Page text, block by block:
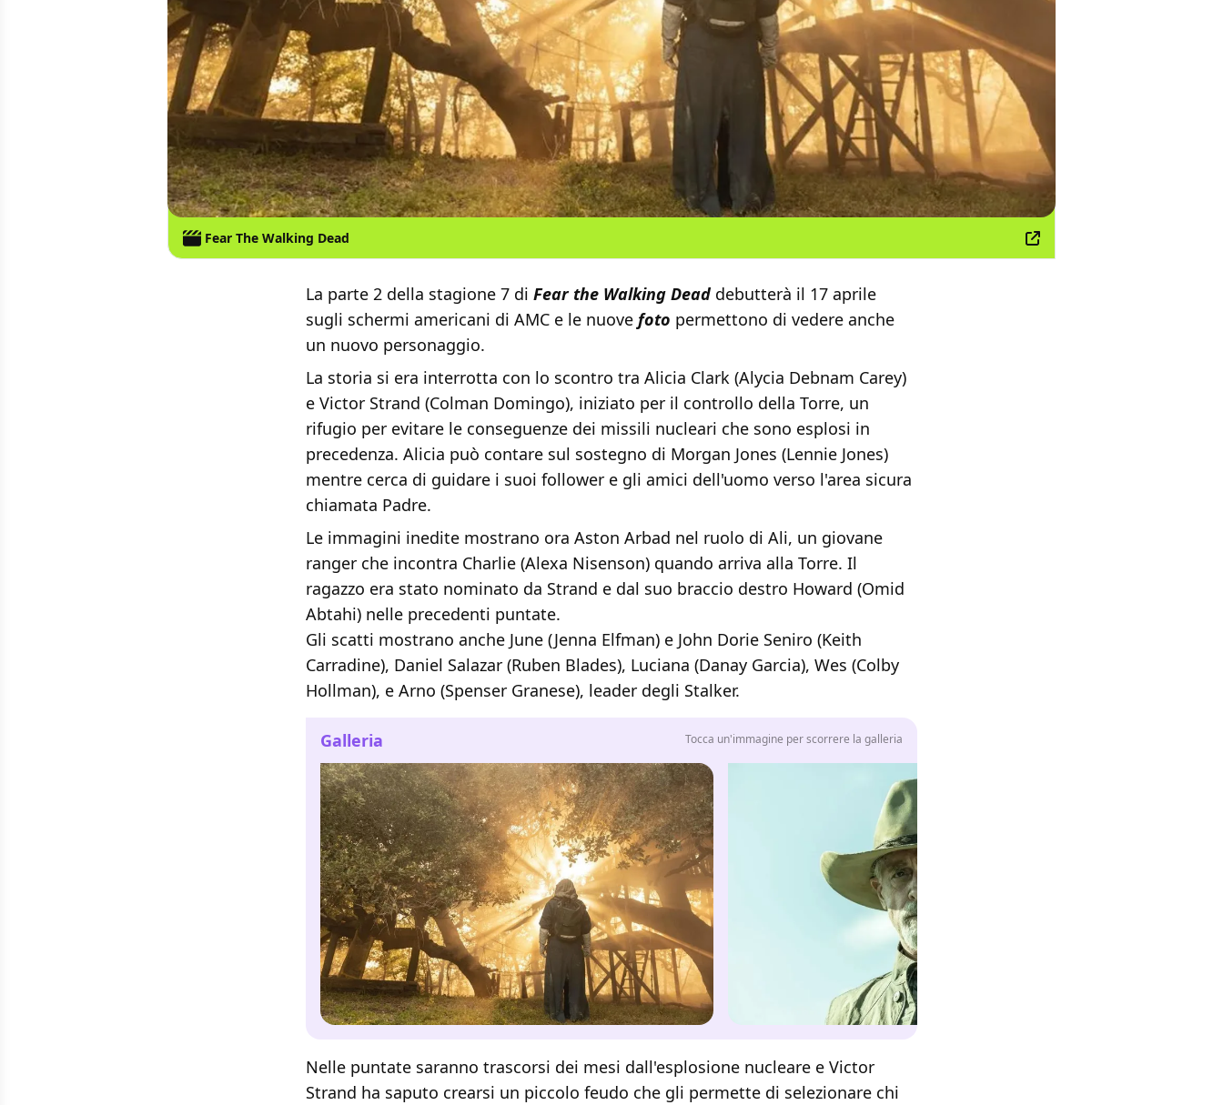
Fear The Walking Dead
La parte 2 della stagione 7 di Fear the Walking Deaddebutterà il 17 aprile
sugli schermi americani di AMC e le nuove foto permettono di vedere anche
un nuovo personaggio.
La storia si era interrotta con lo scontro tra Alicia Clark (Alycia Debnam Carey)
e Victor Strand (Colman Domingo), iniziato per il controllo della Torre, un
rifugio per evitare le conseguenze dei missili nucleari che sono esplosi in
precedenza. Alicia può contare sul sostegno di Morgan Jones (Lennie Jones)
mentre cerca di guidare i suoi follower e gli amici dell'uomo verso l'area sicura
chiamata Padre.
Le immagini inedite mostrano ora Aston Arbad nel ruolo di Ali, un giovane
ranger che incontra Charlie (Alexa Nisenson) quando arriva alla Torre. Il
ragazzo era stato nominato da Strand e dal suo braccio destro Howard (Omid
Abtahi) nelle precedenti puntate.
Gli scatti mostrano anche June (Jenna Elfman) e John Dorie Seniro (Keith
Carradine), Daniel Salazar (Ruben Blades), Luciana (Danay Garcia), Wes (Colby
Hollman), e Arno (Spenser Granese), leader degli Stalker.
Galleria Tocca un'immagine per scorrere la galleria
Nelle puntate saranno trascorsi dei mesi dall'esplosione nucleare e Victor
Strand ha saputo crearsi un piccolo feudo che gli permette di selezionare chi